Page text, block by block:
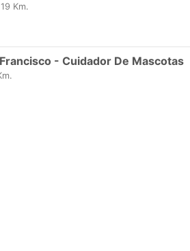
19 Km.
- Cuidador De Mascotas